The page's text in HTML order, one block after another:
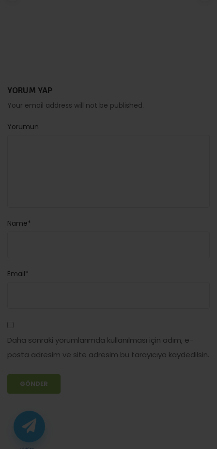
YORUM YAP
Your email address will not be published.
Yorumun
Name*
Email*
Daha sonraki yorumlarımda kullanılması için adım, e-
posta adresim ve site adresim bu tarayıcıya kaydedilsin.